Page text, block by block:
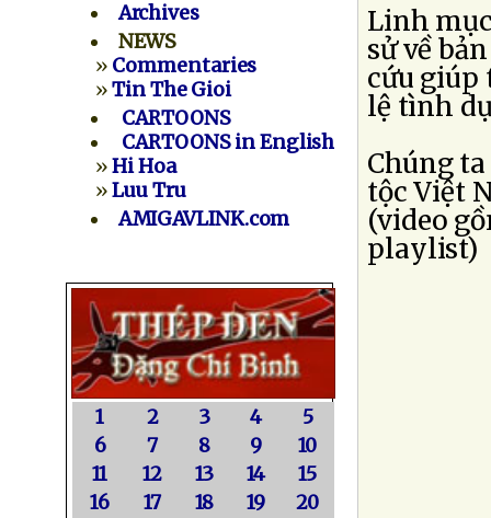
Archives
NEWS
» Commentaries
»Tin The Gioi
CARTOONS
CARTOONS in English
»Hi Hoa
»Luu Tru
AMIGAVLINK.com
1 2 3 4
5
6
7 8 9
10
11
12 13 14
15
16
17 18 19
20
Linh
sử về
cứu giúp
lệ tình
Chúng
tộc Việt
(video
playlist)